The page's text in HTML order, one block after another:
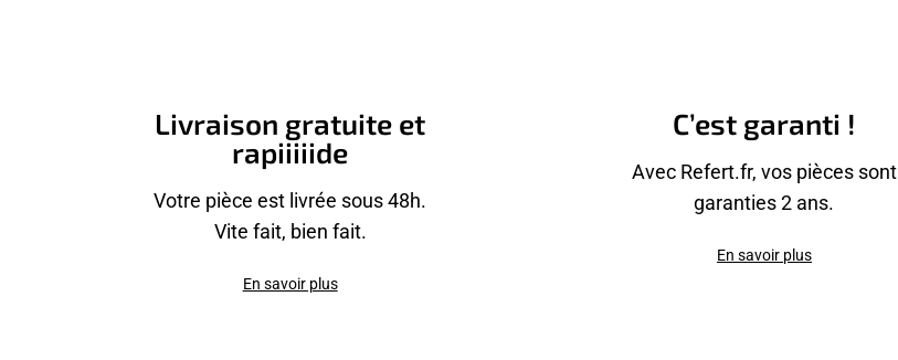
Livraison gratuite et
rapiiiiide
Votre pièce est livrée sous 48h.
Vite fait, bien fait.
En savoir plus
C’est garanti !
Avec Refert.fr, vos pièces sont
garanties 2 ans.
En savoir plus